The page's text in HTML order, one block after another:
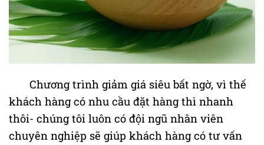
Chương trình giảm giá siêu bất ngờ, vì thế
khách hàng có nhu cầu đặt hàng thì nhanh
thôi- chúng tôi luôn có đội ngũ nhân viên
chuyên nghiệp sẽ giúp khách hàng có tư vấn